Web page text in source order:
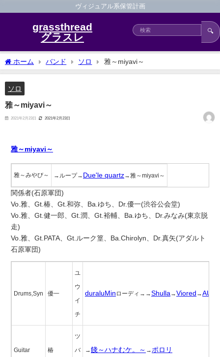
ヴィジュアル系保管計画
grassthread
グラスレ
🔍
ホーム バンド ソロ 雅～miyavi～
ソロ
雅～miyavi～
2021年2月23日 2021年2月23日
雅～miyavi～
雅～みやび～ →ループ→ Due'le quartz→雅～miyavi～
関係者(石原軍団)
Vo.雅、Gt.椿、Gt.和弥、Ba.ゆち、Dr.優一(渋谷公会堂)
Vo.雅、Gt.健一郎、Gt.潤、Gt.裕輔、Ba.ゆち、Dr.みなみ(東京脱
走)
Vo.雅、Gt.PATA、Gt.ルーク篁、Ba.Chirolyn、Dr.真矢(アダルト
石原軍団)
Drums,Syn 優一
ユ
ウ
イ
チ
duraluMin ローディ→→Shulla →Viored →AUBE
Guitar 椿
ツ
バ →餞～ハナむケ。～ → ポロリ